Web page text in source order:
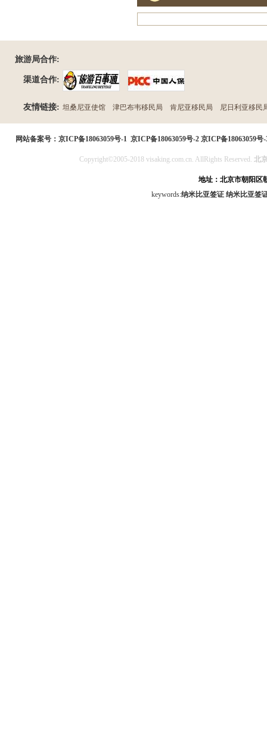
旅游局合作:
渠道合作:
友情链接: 坦桑尼亚使馆 津巴布韦移民局 肯尼亚移民局 尼日利亚移民
网站备案号： 京ICP备18063059号-1 京ICP备18063059号-2 京ICP备18063059号-
Copyright©2005-2018 visaking.com.cn. AllRights Reserved. 北
地址：北京市朝阳区
keywords:纳米比亚签证 纳米比亚签